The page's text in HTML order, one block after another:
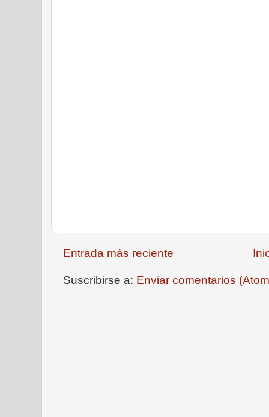
Entrada más reciente
Suscribirse a: Enviar comentarios